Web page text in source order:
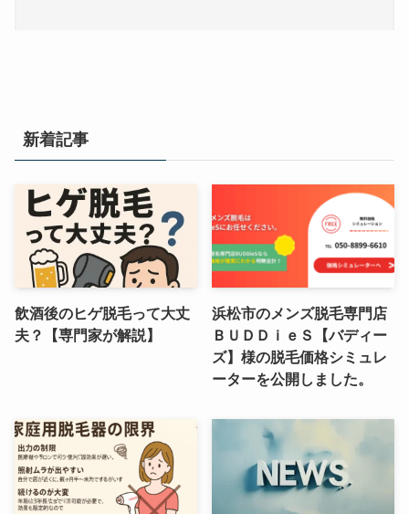
新着記事
飲酒後のヒゲ脱毛って大丈
夫？【専門家が解説】
浜松市のメンズ脱毛専門店
ＢＵＤＤｉｅＳ【バディー
ズ】様の脱毛価格シミュレ
ーターを公開しました。